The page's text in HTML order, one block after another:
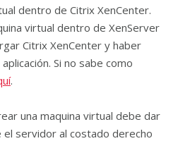
dentro de Citrix XenCenter.
virtual dentro de XenServer
Citrix XenCenter y haber
Si no sabe como
.
una maquina virtual debe dar
el servidor al costado derecho